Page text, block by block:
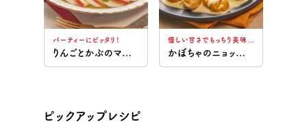
パーティーにピッタリ！
りんごとかぶのマリネのフルーツオードブル
優しい甘さでもっちり美味しい♪
かぼちゃのニョッキ豆乳レモンソース
ピックアップレシピ